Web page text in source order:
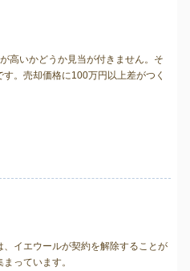
高いかどうか見当が付きません。そ
。売却価格に100万円以上差がつく
イエウールが契約を解除することが
まっています。